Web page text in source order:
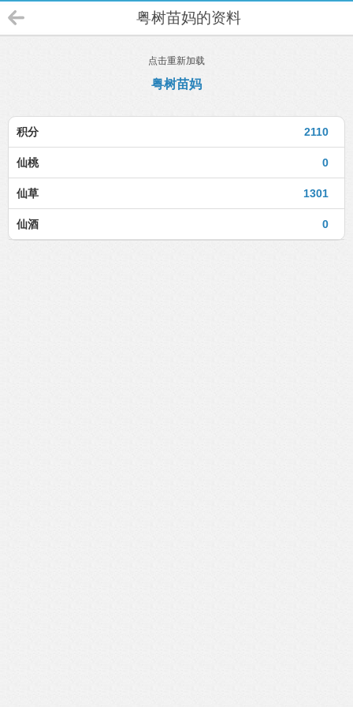
粤树苗妈的资料
点击重新加载
粤树苗妈
2110
积分
0
仙桃
1301
仙草
0
仙酒